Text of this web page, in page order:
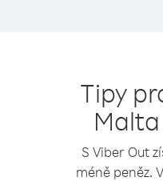
Tipy
S Viber Out
méně peněz.